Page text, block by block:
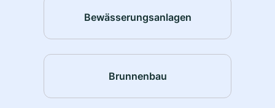
Bewässerungsanlagen
Brunnenbau